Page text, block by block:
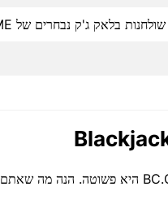
שולחנות בלאק ג'ק נבחרים של BC.GAME בשידור חי